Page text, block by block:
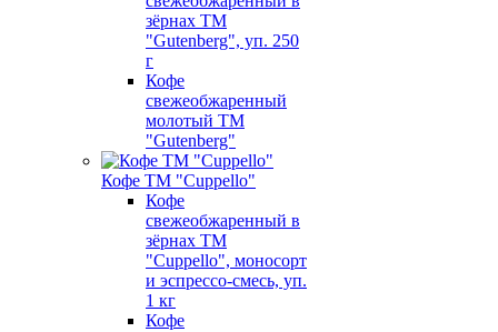
зёрнах ТМ
"Gutenberg", уп. 250
г
Кофе
свежеобжаренный
молотый ТМ
"Gutenberg"
Кофе ТМ "Cuppello"
Кофе
свежеобжаренный в
зёрнах ТМ
"Cuppello", моносорт
и эспрессо-смесь, уп.
1 кг
Кофе